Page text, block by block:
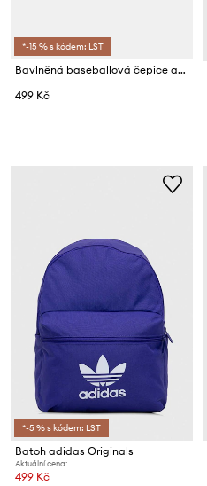
*-15 % s kódem: LST
Bavlněná baseballová čepice adidas Originals BASEBALL AC
499 Kč
*-5 % s kódem: LST
Batoh adidas Originals
Aktuální cena:
499 Kč